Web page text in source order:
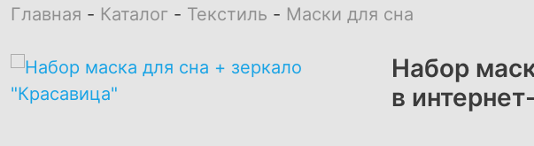
Главная Каталог Текстиль Маски для сна
Набор
в